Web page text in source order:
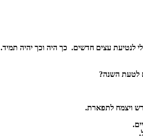
לנטיעת עצים חדשים. כך היה וכך יהיה תמיד.
לטעת השנה?
ויצמח לתפארת.